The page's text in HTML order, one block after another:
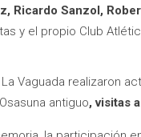
Ricardo Sanzol,
y el propio Club
Vaguada realizaron
antiguo, visitas